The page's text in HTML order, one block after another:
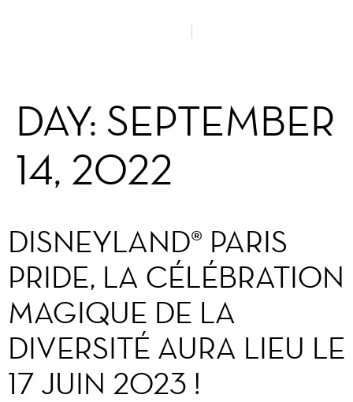
DAY: SEPTEMBER
14, 2022
DISNEYLAND® PARIS
PRIDE, LA CÉLÉBRATION
MAGIQUE DE LA
DIVERSITÉ AURA LIEU LE
17 JUIN 2023 !